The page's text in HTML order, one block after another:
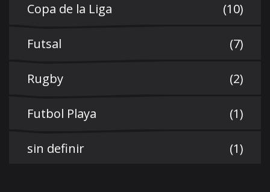
Copa de la Liga (10)
Futsal (7)
Rugby (2)
Futbol Playa (1)
sin definir (1)